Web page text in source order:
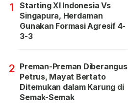
1
Starting XI Indonesia Vs
Singapura, Herdaman
Gunakan Formasi Agresif 4-
3-3
2 Preman-Preman Diberangus
Petrus, Mayat Bertato
Ditemukan dalam Karung di
Semak-Semak